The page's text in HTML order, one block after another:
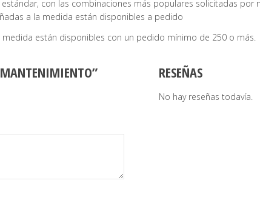
con las combinaciones más populares solicitadas
a la medida están disponibles a pedido
están disponibles con un pedido mínimo de 250 o más.
RESEÑAS
No hay reseñas todavía.
MANTENIMIENTO”